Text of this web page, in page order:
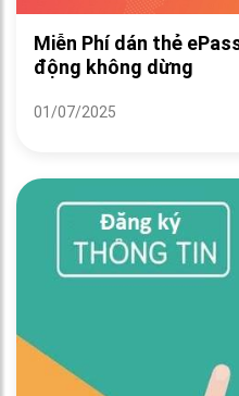
Miễn Phí dán thẻ
động không dừng
01/07/2025